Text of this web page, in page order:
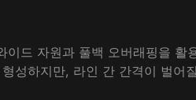
드 자원과 풀백 오버래핑을 활
성하지만, 라인 간 간격이 벌어